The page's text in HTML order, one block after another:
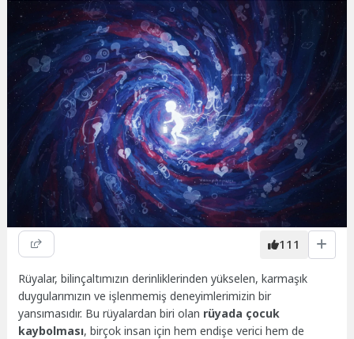
111
Rüyalar, bilinçaltımızın derinliklerinden yükselen, karmaşık
duygularımızın ve işlenmemiş deneyimlerimizin bir
yansımasıdır. Bu rüyalardan biri olan rüyada çocuk
kaybolması, birçok insan için hem endişe verici hem de